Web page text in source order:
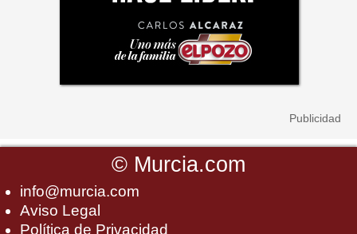
© Murcia.com
info@murcia.com
Aviso Legal
Política de Privacidad